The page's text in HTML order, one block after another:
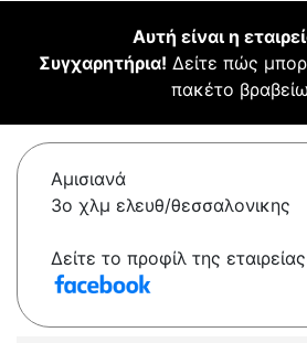
Αυτή είναι η
Συγχαρητήρια! Δείτε πώς
πακέτο
Αμισιανά
3ο χλμ ελευθ/θεσσαλονικης
Δείτε το προφίλ της